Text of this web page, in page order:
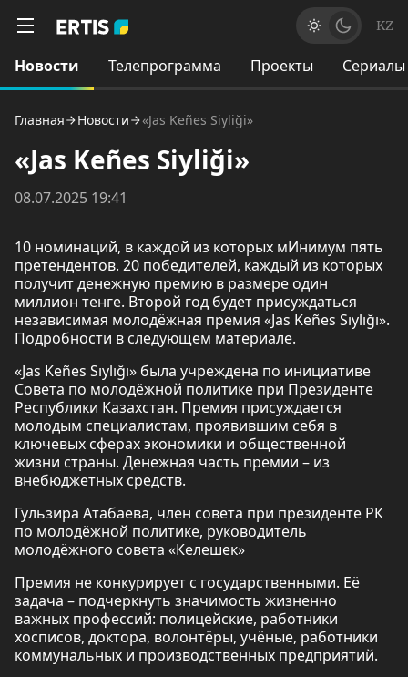
KZ
Новости Телепрограмма Проекты Сериалы
Главная Новости «Jas Keñes Siyliği»
«Jas Keñes Siyliği»
08.07.2025 19:41
10 номинаций, в каждой из которых мИнимум пять
претендентов. 20 победителей, каждый из которых
получит денежную премию в размере один
миллион тенге. Второй год будет присуждаться
независимая молодёжная премия «Jas Keñes Sıylığı».
Подробности в следующем материале.
«Jas Keñes Sıylığı» была учреждена по инициативе
Совета по молодёжной политике при Президенте
Республики Казахстан. Премия присуждается
молодым специалистам, проявившим себя в
ключевых сферах экономики и общественной
жизни страны. Денежная часть премии – из
внебюджетных средств.
Гульзира Атабаева, член совета при президенте РК
по молодёжной политике, руководитель
молодёжного совета «Келешек»
Премия не конкурирует с государственными. Её
задача – подчеркнуть значимость жизненно
важных профессий: полицейские, работники
хосписов, доктора, волонтёры, учёные, работники
коммунальных и производственных предприятий.